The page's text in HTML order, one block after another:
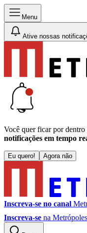
Menu
Ative nossas
Você quer ficar por dentro
notificações em tempo
Eu quero! Agora não
Inscreva-se no canal
Inscreva-se na